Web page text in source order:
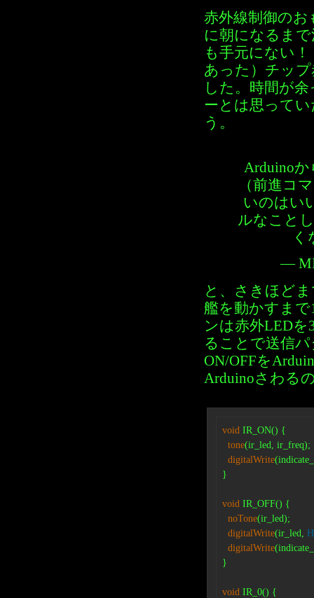
赤外線制御の
に朝になるま
も手元にない
あった）チッ
した。時間が
ーとは思って
う。
Arduino
（前進コ
いのはい
ルなこと
—
と、さきほど
艦を動かすま
ンは赤外LEDを
ることで送信
ON/OFFを
Arduinoさわる
void IR_ON() {
tone(ir_led, ir_freq);
digitalWrite
}
void IR_OFF() {
noTone(ir_led);
digitalWrite(ir_led,
digitalWrite
}
void IR_0() {